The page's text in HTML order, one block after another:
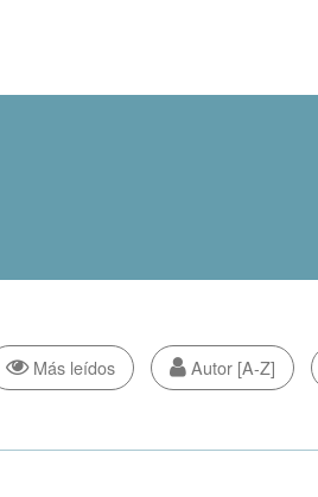
Más leídos Autor [A-Z]